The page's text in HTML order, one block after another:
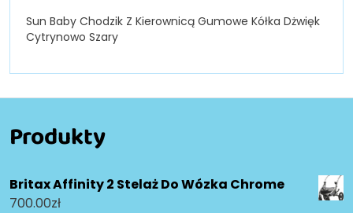
Sun Baby Chodzik Z Kierownicą Gumowe Kółka Dżwięk
Cytrynowo Szary
Produkty
Britax Affinity 2 Stelaż Do Wózka Chrome
700.00zł